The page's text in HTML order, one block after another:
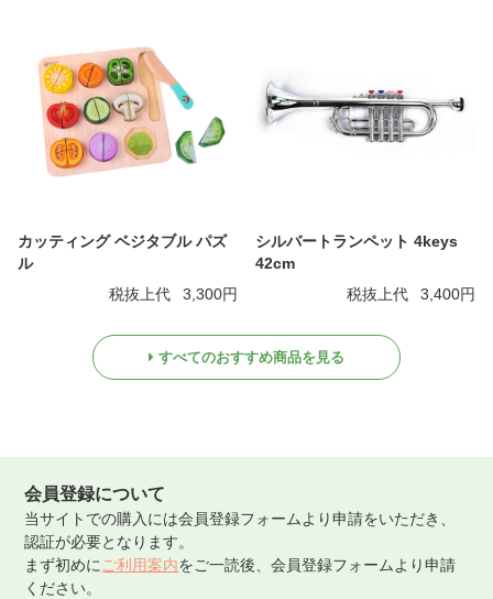
カッティング ベジタブル パズ
ル
税抜上代
3,300円
シルバートランペット 4keys
42cm
税抜上代
3,400円
すべてのおすすめ商品を見る
会員登録について
当サイトでの購入には会員登録フォームより申請をいただき、
認証が必要となります。
まず初めにご利用案内をご一読後、会員登録フォームより申請
ください。